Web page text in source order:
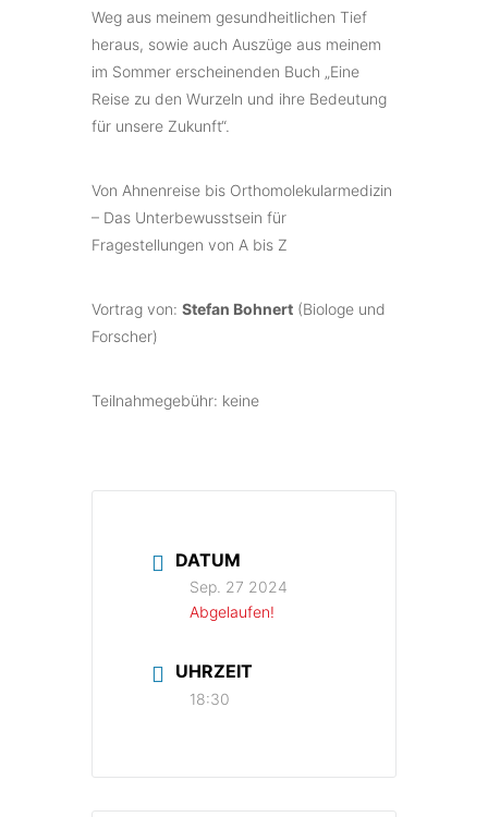
Weg aus meinem gesundheitlichen Tief
heraus, sowie auch Auszüge aus meinem
im Sommer erscheinenden Buch „Eine
Reise zu den Wurzeln und ihre Bedeutung
für unsere Zukunft“.
Von Ahnenreise bis Orthomolekularmedizin
– Das Unterbewusstsein für
Fragestellungen von A bis Z
Vortrag von: Stefan Bohnert (Biologe und
Forscher)
Teilnahmegebühr: keine
DATUM
Sep. 27 2024
Abgelaufen!
UHRZEIT
18:30